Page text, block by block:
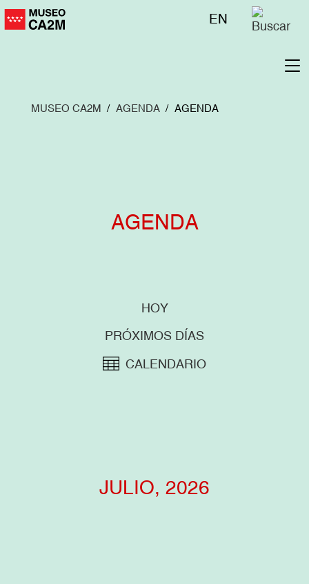
Pasar
Menú
EN
MUSEO CA2M AGENDA AGENDA
AGENDA
HOY
PRÓXIMOS DÍAS
CALENDARIO
JULIO, 2026